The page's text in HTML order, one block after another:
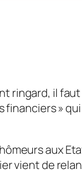
ringard, il
financiers »
aux
vient de